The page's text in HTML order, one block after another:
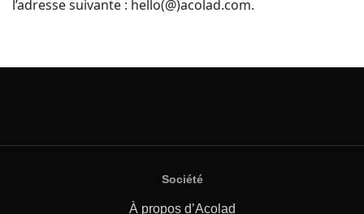
l’adresse suivante : hello(@)acolad.com.
Société
À propos d’Acolad